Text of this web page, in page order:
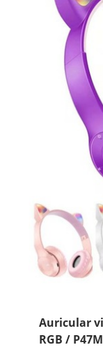
Auricular
RGB / P47M